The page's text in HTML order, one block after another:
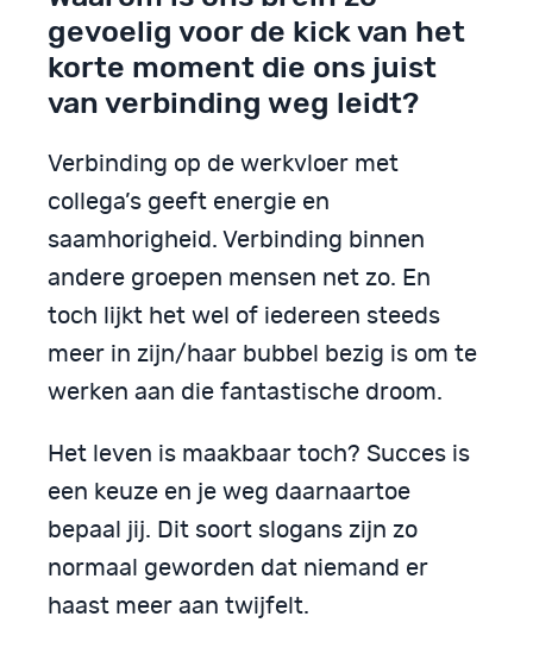
gevoelig voor de kick van het
korte moment die ons juist
van verbinding weg leidt?
Verbinding op de werkvloer met
collega’s geeft energie en
saamhorigheid. Verbinding binnen
andere groepen mensen net zo. En
toch lijkt het wel of iedereen steeds
meer in zijn/haar bubbel bezig is om te
werken aan die fantastische droom.
Het leven is maakbaar toch? Succes is
een keuze en je weg daarnaartoe
bepaal jij. Dit soort slogans zijn zo
normaal geworden dat niemand er
haast meer aan twijfelt.